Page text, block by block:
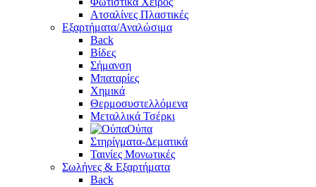
Ατσαλίνες Πλαστικές
Εξαρτήματα/Αναλώσιμα
Back
Βίδες
Σήμανση
Μπαταρίες
Χημικά
Θερμοσυστελλόμενα
Μεταλλικά Τσέρκι
Ούπα
Στηρίγματα-Δεματικά
Ταινίες Μονωτικές
Σωλήνες & Εξαρτήματα
Back